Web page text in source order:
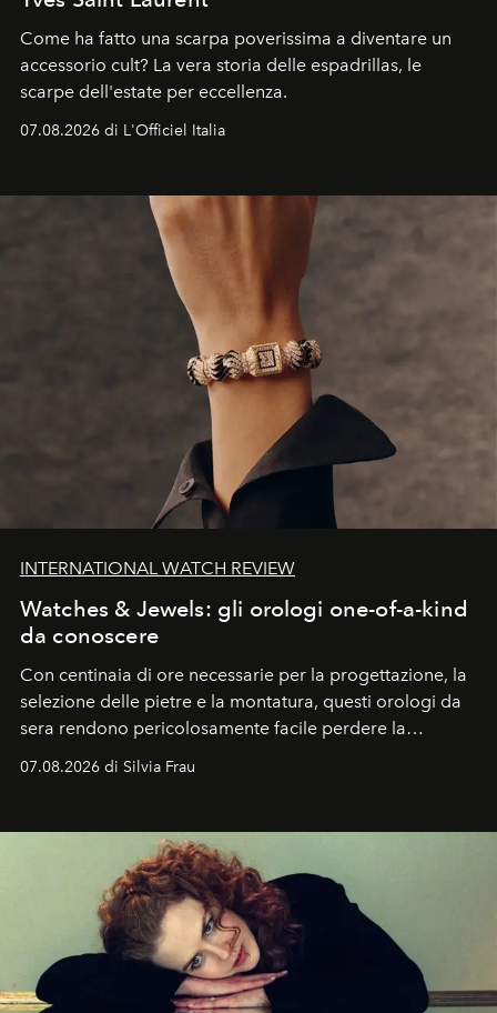
Come ha fatto una scarpa poverissima a diventare un
accessorio cult? La vera storia delle espadrillas, le
scarpe dell'estate per eccellenza.
07.08.2026 di L'Officiel Italia
INTERNATIONAL WATCH REVIEW
Watches & Jewels: gli orologi one-of-a-kind
da conoscere
Con centinaia di ore necessarie per la progettazione, la
selezione delle pietre e la montatura, questi orologi da
sera rendono pericolosamente facile perdere la
07.08.2026 di Silvia Frau